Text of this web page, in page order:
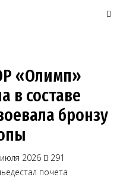
«Олимп»
в составе
бронзу
2026
291
почета